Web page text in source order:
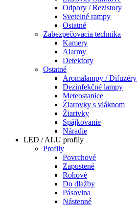
Odpory / Rezistory
Svetelné rampy
Ostatné
Zabezpečovacia technika
Kamery
Alarmy
Detektory
Ostatné
Aromalampy / Difuzéry
Dezinfekčné lampy
Meteostanice
Žiarovky s vláknom
Žiarivky
Spájkovanie
Náradie
LED / ALU profily
Profily
Povrchové
Zapustené
Rohové
Do dlažby
Pásovina
Nástenné